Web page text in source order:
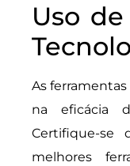
Uso
As
na eficácia
Certifique-se
melhores